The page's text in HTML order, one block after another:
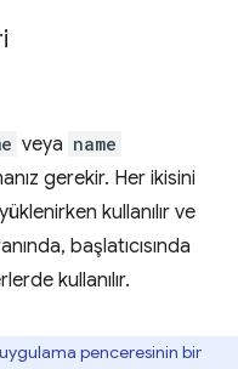
veya name
gerekir. Her ikisini
kullanılır ve
başlatıcısında
kullanılır.
penceresinin bir